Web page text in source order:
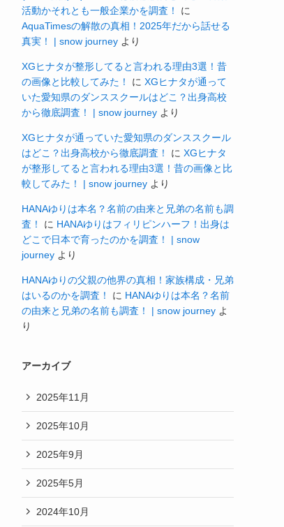
活動かそれとも一般企業かを調査！
に
AquaTimesの解散の真相！2025年だから話せる
真実！ | snow journey より
XGヒナタが整形してると言われる理由3選！昔
の画像と比較してみた！
に XGヒナタが通って
いた愛知県のダンススクールはどこ？出身高校
から徹底調査！ | snow journey より
XGヒナタが通っていた愛知県のダンススクール
はどこ？出身高校から徹底調査！
に XGヒナタ
が整形してると言われる理由3選！昔の画像と比
較してみた！ | snow journey より
HANAゆりは本名？名前の由来と兄弟の名前も調
査！
に HANAゆりはフィリピンハーフ！出身は
どこで日本で育ったのかを調査！ | snow
journey より
HANAゆりの父親の他界の真相！家族構成・兄弟
はいるのかを調査！
に HANAゆりは本名？名前
の由来と兄弟の名前も調査！ | snow journey よ
り
アーカイブ
2025年11月
2025年10月
2025年9月
2025年5月
2024年10月